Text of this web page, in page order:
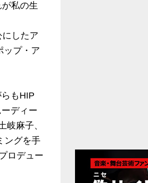
私の生
したア
ップ・ア
もHIP
ディー
岐麻子、
ングを手
ロデュー